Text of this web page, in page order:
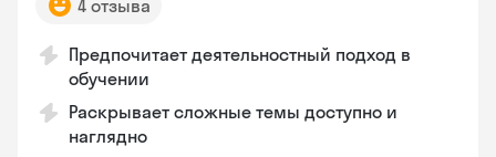
4 отзыва
Предпочитает деятельностный подход в
обучении
Раскрывает сложные темы доступно и
наглядно